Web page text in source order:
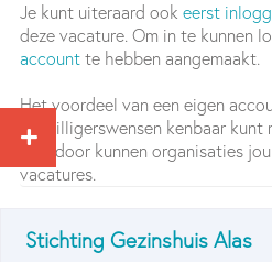
Je kunt uiteraard ook eerst
deze vacature. Om in te kunnen
accountte hebben aangemaakt.
Het voordeel van een eigen
vrijwilligerswensen kenbaar kunt
Daardoor kunnen organisaties
vacatures.
Stichting Gezinshuis Alas